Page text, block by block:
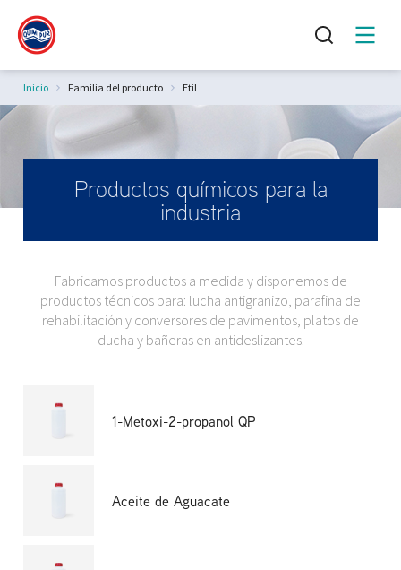
Estás aquí:
Inicio Familia del producto Etil
Productos químicos para la
industria
Fabricamos productos a medida y disponemos de
productos técnicos para: lucha antigranizo, parafina de
rehabilitación y conversores de pavimentos, platos de
ducha y bañeras en antideslizantes.
1-Metoxi-2-propanol QP
Aceite de Aguacate